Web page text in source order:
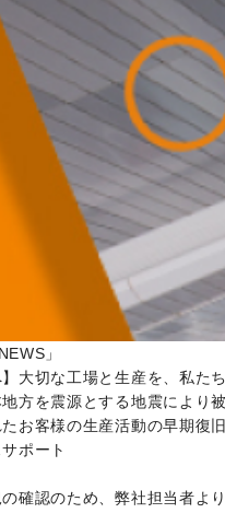
」
】大切な工場と生産を、私た
方を震源とする地震により
お客様の生産活動の早期復
ポート
確認のため、弊社担当者よ